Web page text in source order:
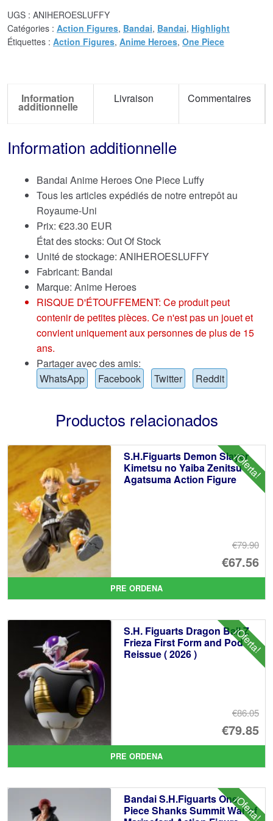
UGS : ANIHEROESLUFFY
Catégories : Action Figures, Bandai, Bandai, Highlight
Étiquettes : Action Figures, Anime Heroes, One Piece
Information
additionnelle
Livraison Commentaires
Information additionnelle
Bandai Anime Heroes One Piece Luffy
Tous les articles expédiés de notre entrepôt au
Royaume-Uni
Prix: €23.30 EUR
État des stocks: Out Of Stock
Unité de stockage: ANIHEROESLUFFY
Fabricant: Bandai
Marque: Anime Heroes
RISQUE D'ÉTOUFFEMENT: Ce produit peut
contenir de petites pièces. Ce n'est pas un jouet et
convient uniquement aux personnes de plus de 15
ans.
Partager avec des amis:
WhatsApp
Facebook Twitter Reddit
Productos relacionados
¡Oferta!
S.H.Figuarts Demon Slayer
Kimetsu no Yaiba Zenitsu
Agatsuma Action Figure
€79.90
El
€67.56
El
PRE ORDENA
¡Oferta!
S.H. Figuarts Dragon Ball Z
Frieza First Form and Pod
Reissue ( 2026 )
€86.05
El
€79.85
El
PRE ORDENA
¡Oferta!
Bandai S.H.Figuarts One
Piece Shanks Summit War of